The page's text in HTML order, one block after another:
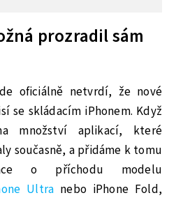
prozradil sám
oficiálně netvrdí, že nové
se skládacím iPhonem. Když
množství aplikací, které
současně, a přidáme k tomu
o příchodu modelu
Ultra nebo iPhone Fold,